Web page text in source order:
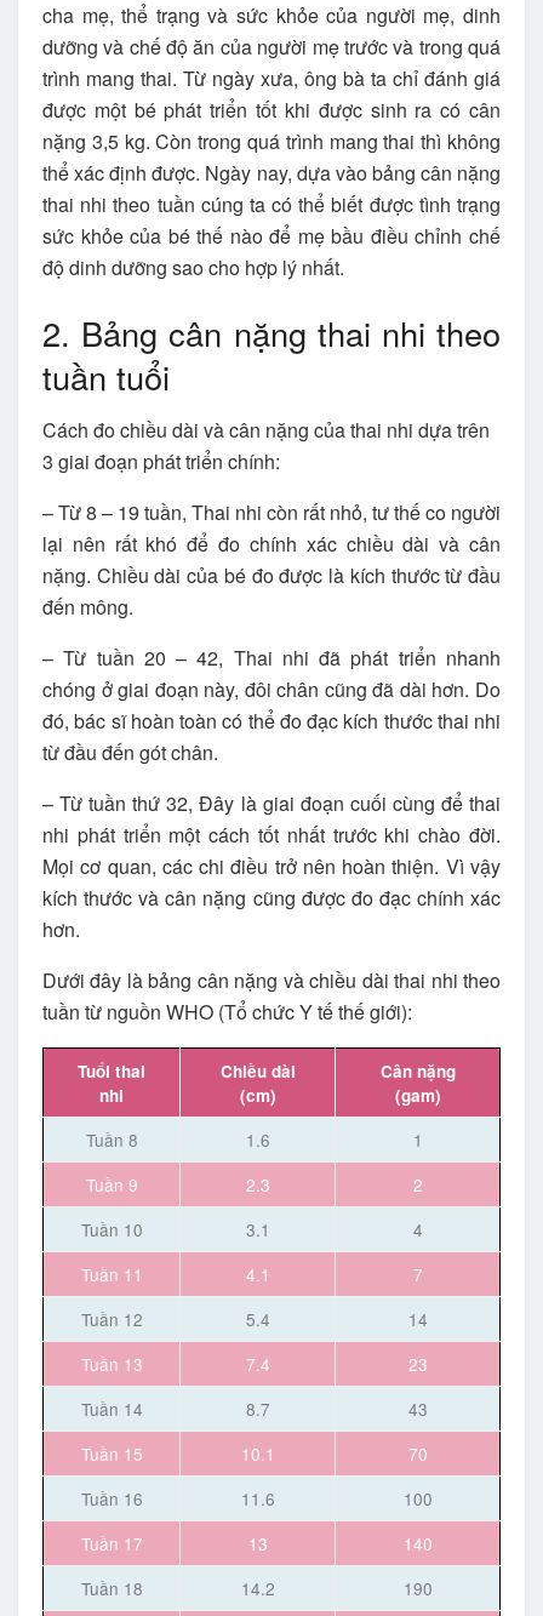
cha mẹ, thể trạng và sức khỏe của người mẹ, dinh
dưỡng và chế độ ăn của người mẹ trước và trong quá
trình mang thai. Từ ngày xưa, ông bà ta chỉ đánh giá
được một bé phát triển tốt khi được sinh ra có cân
nặng 3,5 kg. Còn trong quá trình mang thai thì không
thể xác định được. Ngày nay, dựa vào bảng cân nặng
thai nhi theo tuần cúng ta có thể biết được tình trạng
sức khỏe của bé thế nào để mẹ bầu điều chỉnh chế
độ dinh dưỡng sao cho hợp lý nhất.
2. Bảng cân nặng thai nhi theo
tuần tuổi
Cách đo chiều dài và cân nặng của thai nhi dựa trên
3 giai đoạn phát triển chính:
– Từ 8 – 19 tuần, Thai nhi còn rất nhỏ, tư thế co người
lại nên rất khó để đo chính xác chiều dài và cân
nặng. Chiều dài của bé đo được là kích thước từ đầu
đến mông.
– Từ tuần 20 – 42, Thai nhi đã phát triển nhanh
chóng ở giai đoạn này, đôi chân cũng đã dài hơn. Do
đó, bác sĩ hoàn toàn có thể đo đạc kích thước thai nhi
từ đầu đến gót chân.
– Từ tuần thứ 32, Đây là giai đoạn cuối cùng để thai
nhi phát triển một cách tốt nhất trước khi chào đời.
Mọi cơ quan, các chi điều trở nên hoàn thiện. Vì vậy
kích thước và cân nặng cũng được đo đạc chính xác
hơn.
Dưới đây là bảng cân nặng và chiều dài thai nhi theo
tuần từ nguồn WHO (Tổ chức Y tế thế giới):
Tuổi thai
nhi
Chiều dài
(cm)
Cân nặng
(gam)
Tuần 8 1.6
1
Tuần 9
2.3
2
Tuần 10
3.1
4
Tuần 11
4.1
7
Tuần 12
5.4
14
Tuần 13
7.4
23
Tuần 14
8.7
43
Tuần 15
10.1
70
Tuần 16
11.6
100
Tuần 17
13
140
Tuần 18
14.2 190